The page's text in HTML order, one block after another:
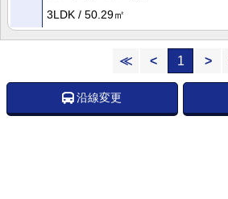
3LDK
50.29㎡
≪ < 1 >
沿線変更